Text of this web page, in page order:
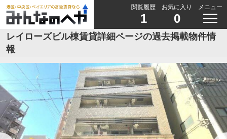
閲覧履歴
1
お気に入り
0
メニュー
レイローズビル棟賃貸詳細ページの過去掲載物件情
報